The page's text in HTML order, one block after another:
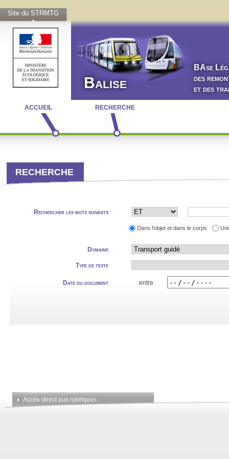
Site du STRMTG
Balise
BAse L
des
et des
ACCUEIL RECHERCHE
RECHERCHE
Rechercher les mots suivants
Dans l'objet et dans le corps
Domaine
Type de texte
Date du document entre
Accès direct aux rubriques